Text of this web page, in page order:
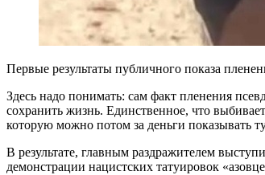
Первые результаты публичного показа
Здесь надо понимать: сам факт пленения
сохранить жизнь. Единственное, что
которую можно потом за деньги показывать
В результате, главным раздражителем
демонстрации нацистских татуировок